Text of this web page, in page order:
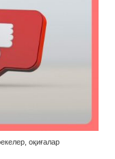
оқиғалар